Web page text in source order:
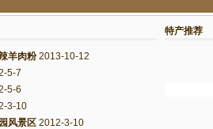
特产推荐
羊肉粉2013-10-12
5-7
5-6
3-10
风景区2012-3-10